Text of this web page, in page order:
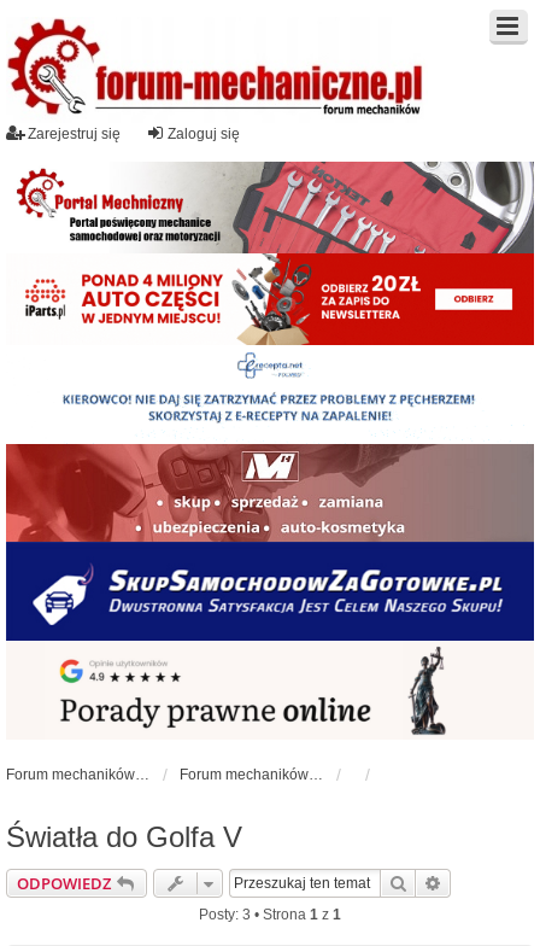
Zaloguj się
Zarejestruj się
Forum mechaników samochodowych - forum-mechaniczne.pl Forum mechaników samochodowych
Światła do Golfa V
ODPOWIEDZ Szukaj
Posty: 3 • Strona 1 z 1